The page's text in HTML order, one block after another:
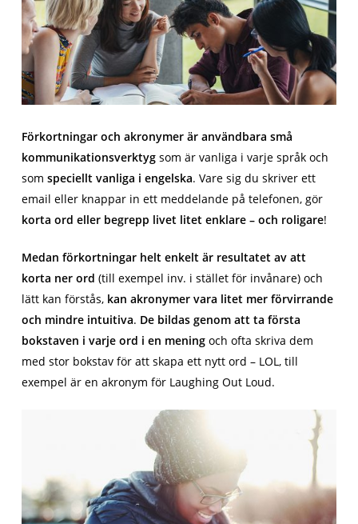
Förkortningar och akronymer är användbara små
kommunikationsverktygsom är vanliga i varje språk och
som speciellt vanliga i engelska. Vare sig du skriver ett
email eller knappar in ett meddelande på telefonen, gör
korta ord eller begrepp livet litet enklare – och roligare!
Medan förkortningar helt enkelt är resultatet av att
korta ner ord (till exempel inv. i stället för invånare) och
lätt kan förstås, kan akronymer vara litet mer förvirrande
och mindre intuitiva. De bildas genom att ta första
bokstaven i varje ord i en meningoch ofta skriva dem
med stor bokstav för att skapa ett nytt ord – LOL, till
exempel är en akronym för Laughing Out Loud.